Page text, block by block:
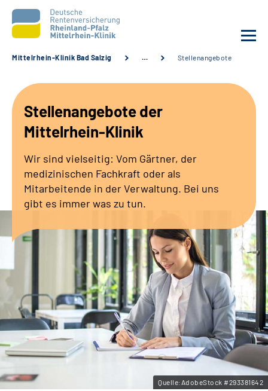
Unsere Angebote
Karriere
Zuweisende &
Leichte Sprache
Gebärdensprache
Mittelrhein-Klinik Bad Salzig … Stellenangebote
Stellenangebote der
Mittelrhein-Klinik
Wir sind vielseitig: Vom Gärtner, der
medizinischen Fachkraft oder als
Mitarbeitende in der Verwaltung. Bei uns
gibt es immer was zu tun.
Quelle:AdobeStock #293381642